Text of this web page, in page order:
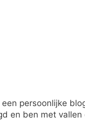
persoonlijke
en ben met